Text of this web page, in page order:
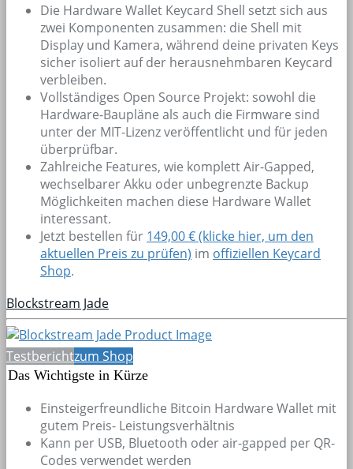
Die Hardware Wallet Keycard Shell setzt sich aus
zwei Komponenten zusammen: die Shell mit
Display und Kamera, während deine privaten Keys
sicher isoliert auf der herausnehmbaren Keycard
verbleiben.
Vollständiges Open Source Projekt: sowohl die
Hardware-Baupläne als auch die Firmware sind
unter der MIT-Lizenz veröffentlicht und für jeden
überprüfbar.
Zahlreiche Features, wie komplett Air-Gapped,
wechselbarer Akku oder unbegrenzte Backup
Möglichkeiten machen diese Hardware Wallet
interessant.
Jetzt bestellen für 149,00 € (klicke hier, um den
aktuellen Preis zu prüfen) im offiziellen Keycard
Shop.
Blockstream Jade
Testberichtzum Shop
Das Wichtigste in Kürze
Einsteigerfreundliche Bitcoin Hardware Wallet mit
gutem Preis- Leistungsverhältnis
Kann per USB, Bluetooth oder air-gapped per QR-
Codes verwendet werden